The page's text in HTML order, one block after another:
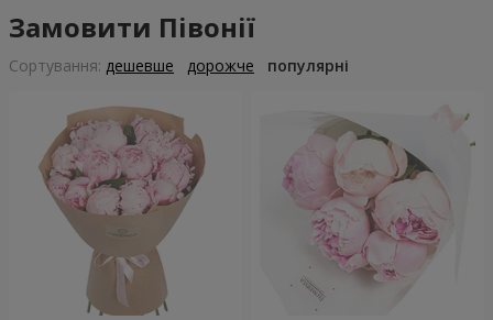
Замовити Півонії
Сортування: дешевше дорожче популярні